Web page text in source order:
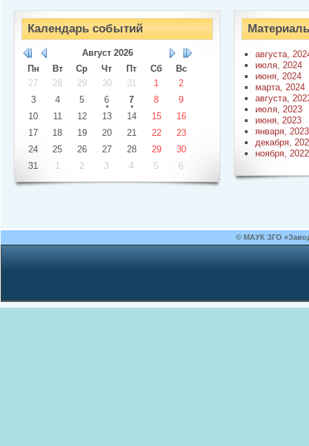
Календарь событий
Август 2026
Пн
Вт Ср Чт Пт Сб
Вс
27
28 29 30 31 1
2
3
4 5 6 7 8
9
10
11 12 13 14 15
16
17
18 19 20 21 22
23
24
25 26 27 28 29
30
31
1 2 3 4 5 6
августа,
июля, 2024
июня, 2024
марта, 2024
августа,
июля, 2023
июня, 2023
января, 2023
декабря,
ноября, 2022
© МАУК ЗГО